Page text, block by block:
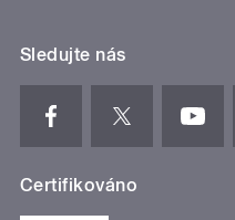
Sledujte nás
Certifikováno